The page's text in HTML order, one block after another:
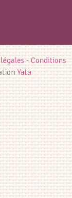
-Conditions
Yata